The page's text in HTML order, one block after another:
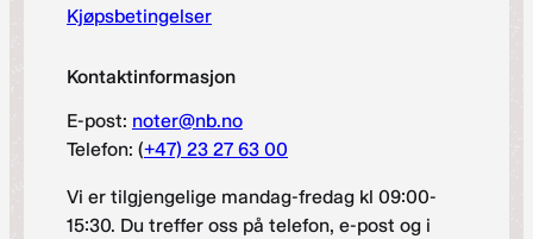
Kjøpsbetingelser
Kontaktinformasjon
E-post: noter@nb.no
Telefon: (+47) 23 27 63 00
Vi er tilgjengelige mandag-fredag kl 09:00-
15:30. Du treffer oss på telefon, e-post og i